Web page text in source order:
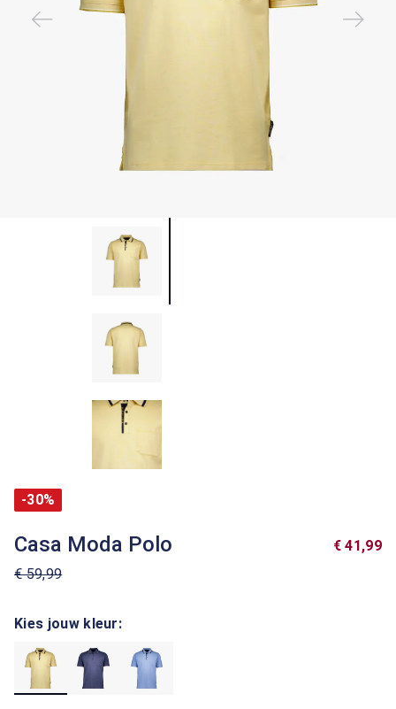
-30%
Casa Moda Polo
€ 59,99
€ 41,99
Kies jouw kleur: